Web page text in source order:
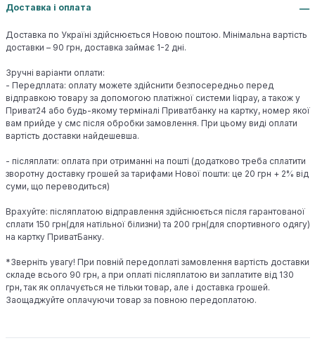
Доставка і оплата
Доставка по Україні здійснюється Новою поштою. Мінімальна вартість
доставки – 90 грн, доставка займає 1-2 дні.
Зручні варіанти оплати:
- Передплата: оплату можете здійснити безпосередньо перед
відправкою товару за допомогою платіжної системи liqpay, а також у
Приват24 або будь-якому терміналі Приватбанку на картку, номер якої
вам прийде у смс після обробки замовлення. При цьому виді оплати
вартість доставки найдешевша.
- післяплати: оплата при отриманні на пошті (додатково треба сплатити
зворотну доставку грошей за тарифами Нової пошти: це 20 грн + 2% від
суми, що переводиться)
Врахуйте: післяплатою відправлення здійснюється після гарантованої
сплати 150 грн(для натільної білизни) та 200 грн(для спортивного одягу)
на картку ПриватБанку.
*Зверніть увагу! При повній передоплаті замовлення вартість доставки
складе всього 90 грн, а при оплаті післяплатою ви заплатите від 130
грн, так як оплачується не тільки товар, але і доставка грошей.
Заощаджуйте оплачуючи товар за повною передоплатою.